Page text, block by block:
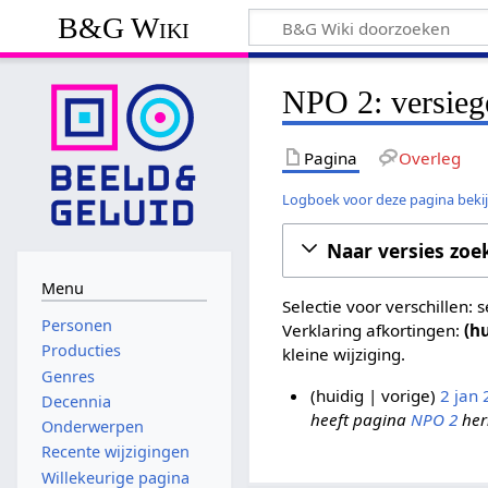
B&G Wiki
NPO 2:
Pagina Overleg
Logboek voor deze pagina
Naar versies
Selectie voor verschillen:
Verklaring afkortingen:
kleine wijziging.
huidig vorige 2 jan
heeft pagina NPO 2
Menu
Personen
Producties
Genres
Decennia
Onderwerpen
Recente wijzigingen
Willekeurige pagina